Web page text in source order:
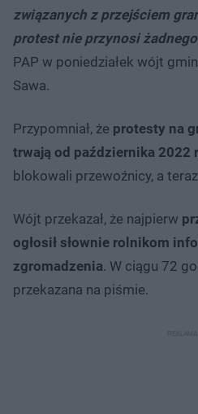
związanych z przejściem
protest nie przynosi
PAP w poniedziałek wójt
Sawa.
Przypomniał, że protesty na
trwają od października 2022
blokowali przewoźnicy, a
Wójt przekazał, że najpierw
ogłosił słownie rolnikom
zgromadzenia. W ciągu 72
przekazana na piśmie.